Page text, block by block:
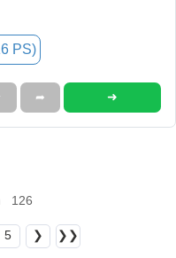
PS)
➦ ➜
126
5 ❯ ❯❯